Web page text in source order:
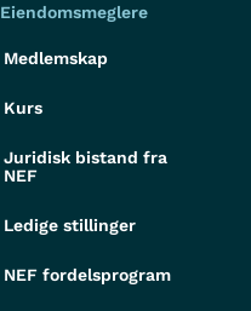
Eiendomsmeglere
Medlemskap
Kurs
Juridisk bistand fra
NEF
Ledige stillinger
NEF fordelsprogram